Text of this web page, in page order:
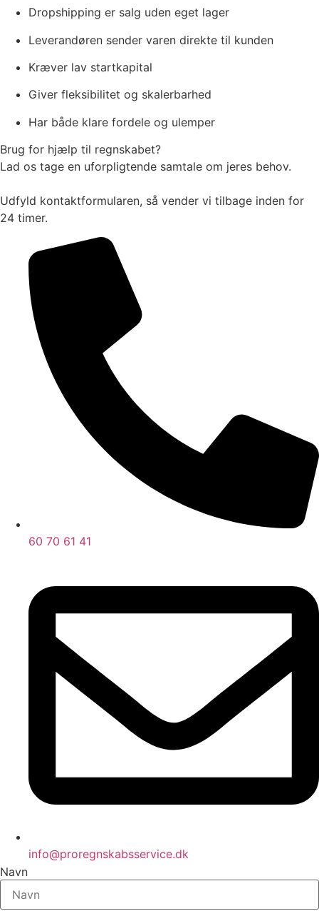
Dropshipping er salg uden eget lager
Leverandøren sender varen direkte til kunden
Kræver lav startkapital
Giver fleksibilitet og skalerbarhed
Har både klare fordele og ulemper
Brug for hjælp til regnskabet?
Lad os tage en uforpligtende samtale om jeres behov.
Udfyld kontaktformularen, så vender vi tilbage inden for
24 timer.
60 70 61 41
info@proregnskabsservice.dk
Navn